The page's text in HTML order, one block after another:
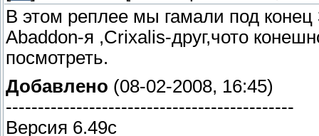
В этом реплее мы гамали под конец
Abaddon-я ,Crixalis-друг,чото
посмотреть.
Добавлено (08-02-2008, 16:45)
---------------------------------------------
Версия 6.49с